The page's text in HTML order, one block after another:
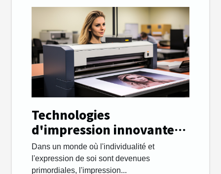
Technologies
d'impression innovantes
pour des affiches
personnalisées de haute
Dans un monde où l'individualité et
l'expression de soi sont devenues
primordiales, l'impression...